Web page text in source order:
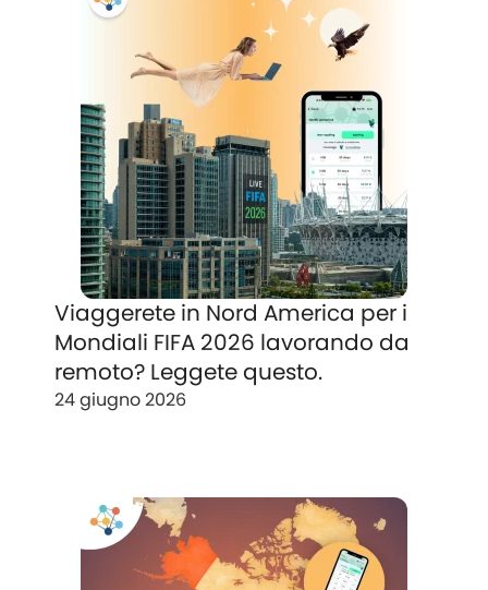
Viaggerete in Nord America per i
Mondiali FIFA 2026 lavorando da
remoto? Leggete questo.
24 giugno 2026